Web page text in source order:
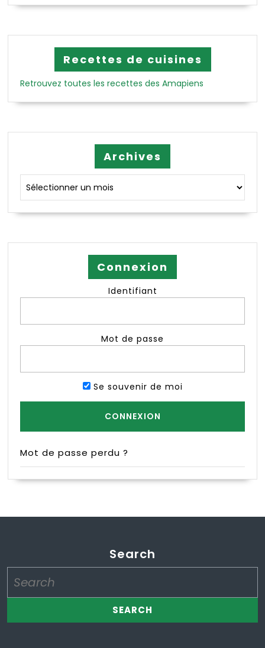
Recettes de cuisines
Retrouvez toutes les recettes des Amapiens
Archives
Connexion
Identifiant
Mot de passe
Se souvenir de moi
Mot de passe perdu ?
Search
for: